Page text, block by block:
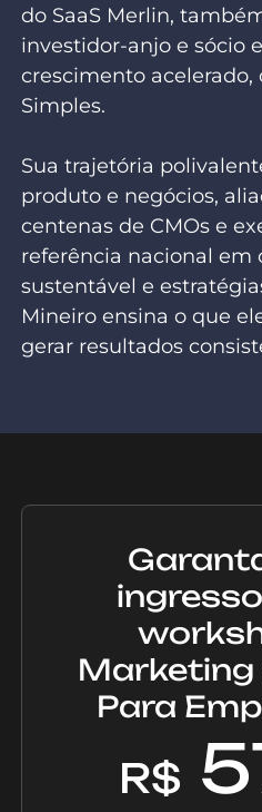
do SaaS Merlin,
investidor-anjo e sócio
crescimento acelerado,
Simples.
Sua trajetória
produto e negócios,
centenas de CMOs e
referência nacional em
sustentável e
Mineiro ensina o que
gerar resultados
Marketing
Para
R$